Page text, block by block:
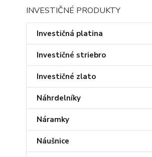
INVESTIČNÉ PRODUKTY
Investičná platina
Investičné striebro
Investičné zlato
Náhrdelníky
Náramky
Náušnice